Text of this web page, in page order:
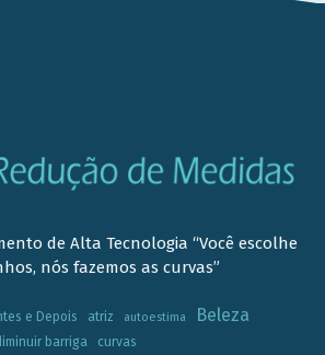
de Alta Tecnologia “Você escolhe
nós fazemos as curvas”
e Depois atriz autoestima Beleza
barriga curvas